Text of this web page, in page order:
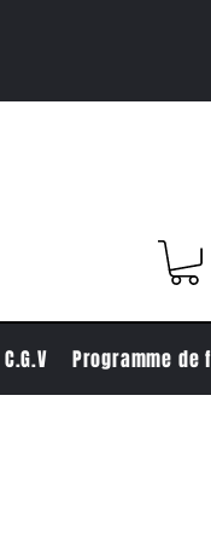
C.G.V Programme de